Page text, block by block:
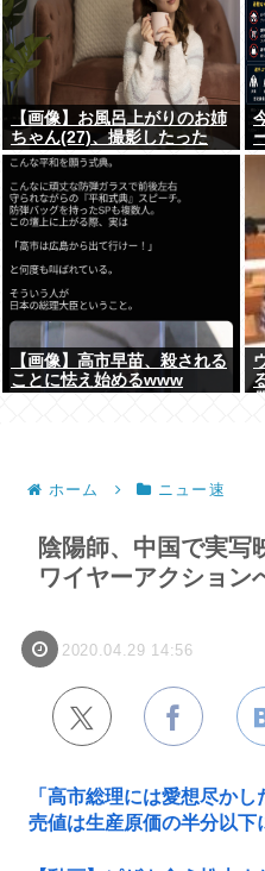
【画像】お風呂上がりのお姉
ちゃん(27)、撮影したった
www
【画像】高市早苗、殺される
ことに怯え始めるwww
ホーム ニュー速
陰陽師、中国で実
ワイヤーアクション
2020.04.29 14:56
「高市総理には愛想尽か
売値は生産原価の半分以